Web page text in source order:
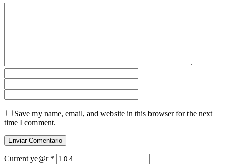
Save my name, email, and website in this browser for the next
time I comment.
Current ye@r *